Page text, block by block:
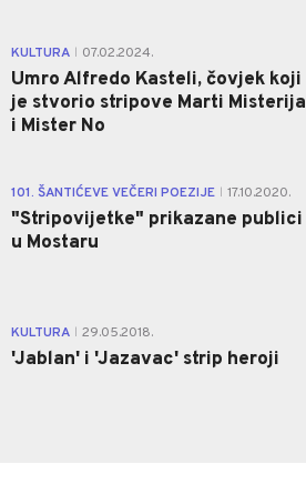
KULTURA 07.02.2024.
Umro Alfredo Kasteli, čovjek koji
je stvorio stripove Marti Misterija
i Mister No
101. ŠANTIĆEVE VEČERI POEZIJE 17.10.2020.
"Stripovijetke" prikazane publici
u Mostaru
KULTURA 29.05.2018.
'Jablan' i 'Jazavac' strip heroji